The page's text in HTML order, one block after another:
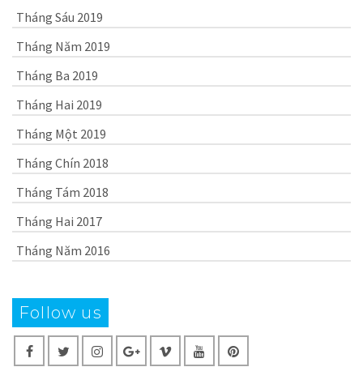
Tháng Sáu 2019
Tháng Năm 2019
Tháng Ba 2019
Tháng Hai 2019
Tháng Một 2019
Tháng Chín 2018
Tháng Tám 2018
Tháng Hai 2017
Tháng Năm 2016
Follow us